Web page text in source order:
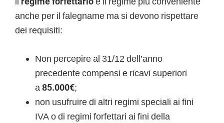
anche per il falegname ma si devono rispettare
dei requisiti:
Non percepire al 31/12 dell’anno
precedente compensi e ricavi superiori
a85.000€;
non usufruire di altri regimi speciali ai fini
IVA o di regimi forfettari ai fini della